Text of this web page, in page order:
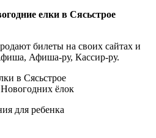
елки в Сясьстрое
билеты на своих сайтах и
Афиша-ру, Кассир-ру.
ёлок
для ребенка